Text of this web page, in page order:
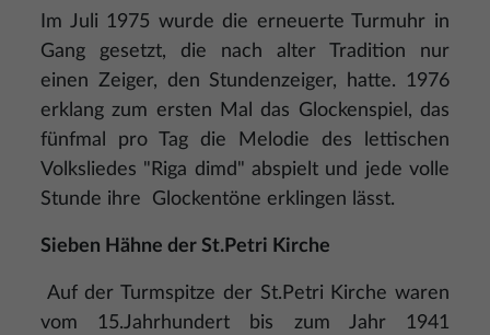
Im Juli 1975 wurde die erneuerte Turmuhr in
Gang gesetzt, die nach alter Tradition nur
einen Zeiger, den Stundenzeiger, hatte. 1976
erklang zum ersten Mal das Glockenspiel, das
fünfmal pro Tag die Melodie des lettischen
Volksliedes "Riga dimd" abspielt und jede volle
Stunde ihre Glockentöne erklingen lässt.
Sieben Hähne der St.Petri Kirche
Auf der Turmspitze der St.Petri Kirche waren
vom 15.Jahrhundert bis zum Jahr 1941